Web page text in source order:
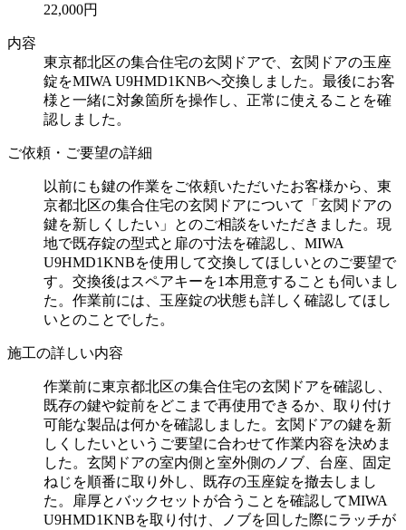
22,000円
内容
東京都北区の集合住宅の玄関ドアで、玄関ドアの玉座
錠をMIWA U9HMD1KNBへ交換しました。最後にお客
様と一緒に対象箇所を操作し、正常に使えることを確
認しました。
ご依頼・ご要望の詳細
以前にも鍵の作業をご依頼いただいたお客様から、東
京都北区の集合住宅の玄関ドアについて「玄関ドアの
鍵を新しくしたい」とのご相談をいただきました。現
地で既存錠の型式と扉の寸法を確認し、MIWA
U9HMD1KNBを使用して交換してほしいとのご要望で
す。交換後はスペアキーを1本用意することも伺いまし
た。作業前には、玉座錠の状態も詳しく確認してほし
いとのことでした。
施工の詳しい内容
作業前に東京都北区の集合住宅の玄関ドアを確認し、
既存の鍵や錠前をどこまで再使用できるか、取り付け
可能な製品は何かを確認しました。玄関ドアの鍵を新
しくしたいというご要望に合わせて作業内容を決めま
した。玄関ドアの室内側と室外側のノブ、台座、固定
ねじを順番に取り外し、既存の玉座錠を撤去しまし
た。扉厚とバックセットが合うことを確認してMIWA
U9HMD1KNBを取り付け、ノブを回した際にラッチが